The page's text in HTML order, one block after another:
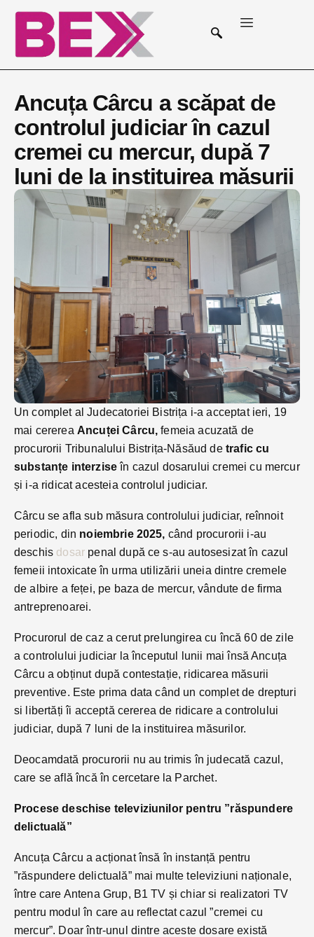
Ancuța Cârcu a scăpat de
controlul judiciar în cazul
cremei cu mercur, după 7
luni de la instituirea măsurii
Un complet al Judecatoriei Bistrița i-a acceptat ieri, 19
mai cererea Ancuței Cârcu,femeia acuzată de
procurorii Tribunalului Bistrița-Năsăud detrafic cu
substanțe interziseîn cazul dosarului cremei cu mercur
și i-a ridicat acesteia controlul judiciar.
Cârcu se afla sub măsura controlului judiciar, reînnoit
periodic, din noiembrie 2025, când procurorii i-au
deschis dosar penal după ce s-au autosesizat în cazul
femeii intoxicate în urma utilizării uneia dintre cremele
de albire a feței, pe baza de mercur, vândute de firma
antreprenoarei.
Procurorul de caz a cerut prelungirea cu încă 60 de zile
a controlului judiciar la începutul lunii mai însă Ancuța
Cârcu a obținut după contestație, ridicarea măsurii
preventive. Este prima data când un complet de drepturi
si libertăți îi acceptă cererea de ridicare a controlului
judiciar, după 7 luni de la instituirea măsurilor.
Deocamdată procurorii nu au trimis în judecată cazul,
care se află încă în cercetare la Parchet.
Procese deschise televiziunilor pentru ”răspundere
delictuală”
Ancuța Cârcu a acționat însă în instanță pentru
”răspundere delictuală” mai multe televiziuni naționale,
între care Antena Grup, B1 TV și chiar si realizatori TV
pentru modul în care au reflectat cazul ”cremei cu
mercur”. Doar într-unul dintre aceste dosare există